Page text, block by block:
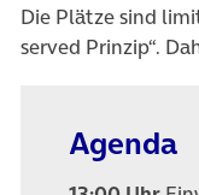
Die Plätze sind
served Prinzip“.
Agenda